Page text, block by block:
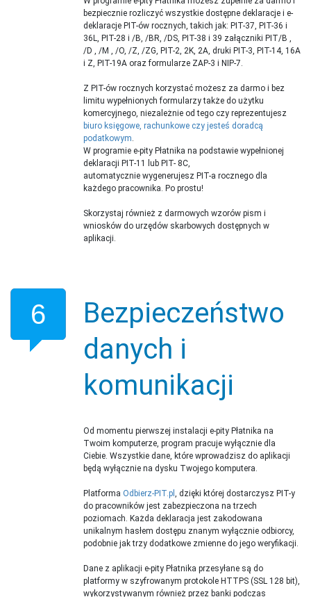
bezpiecznie rozliczyć wszystkie dostępne deklaracje i e-
deklaracje PIT-ów rocznych, takich jak: PIT-37, PIT-36 i
36L, PIT-28 i /B, /BR, /DS, PIT-38 i 39 załączniki PIT/B ,
/D , /M , /O, /Z, /ZG, PIT-2, 2K, 2A, druki PIT-3, PIT-14, 16A
i Z, PIT-19A oraz formularze ZAP-3 i NIP-7.
Z PIT-ów rocznych korzystać możesz za darmo i bez
limitu wypełnionych formularzy także do użytku
komercyjnego, niezależnie od tego czy reprezentujesz
biuro księgowe, rachunkowe czy jesteś doradcą
podatkowym.
W programie e-pity Płatnika na podstawie wypełnionej
deklaracji PIT-11 lub PIT- 8C,
automatycznie wygenerujesz PIT-a rocznego dla
każdego pracownika. Po prostu!
Skorzystaj również z darmowych wzorów pism i
wniosków do urzędów skarbowych dostępnych w
aplikacji.
6
Bezpieczeństwo
danych i
komunikacji
Od momentu pierwszej instalacji e-pity Płatnika na
Twoim komputerze, program pracuje wyłącznie dla
Ciebie. Wszystkie dane, które wprowadzisz do aplikacji
będą wyłącznie na dysku Twojego komputera.
Platforma Odbierz-PIT.pl , dzięki której dostarczysz PIT-y
do pracowników jest zabezpieczona na trzech
poziomach. Każda deklaracja jest zakodowana
unikalnym hasłem dostępu znanym wyłącznie odbiorcy,
podobnie jak trzy dodatkowe zmienne do jego weryfikacji.
Dane z aplikacji e-pity Płatnika przesyłane są do
platformy w szyfrowanym protokole HTTPS (SSL 128 bit),
wykorzystywanym również przez banki podczas